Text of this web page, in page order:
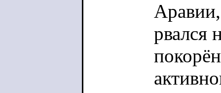
рвался